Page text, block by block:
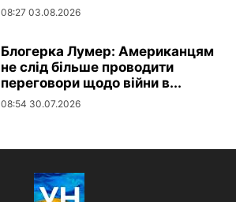
08:27 03.08.2026
Блогерка Лумер: Американцям
не слід більше проводити
переговори щодо війни в...
08:54 30.07.2026